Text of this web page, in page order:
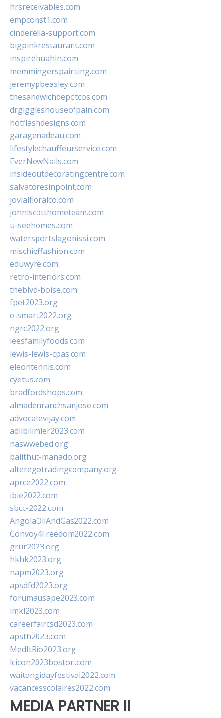
hrsreceivables.com
empconst1.com
cinderella-support.com
bigpinkrestaurant.com
inspirehuahin.com
memmingerspainting.com
jeremypbeasley.com
thesandwichdepotcos.com
drgiggleshouseofpain.com
hotflashdesigns.com
garagenadeau.com
lifestylechauffeurservice.com
EverNewNails.com
insideoutdecoratingcentre.com
salvatoresinpoint.com
jovialfloralco.com
johnlscotthometeam.com
u-seehomes.com
watersportslagonissi.com
mischieffashion.com
eduwyre.com
retro-interiors.com
theblvd-boise.com
fpet2023.org
e-smart2022.org
ngrc2022.org
leesfamilyfoods.com
lewis-lewis-cpas.com
eleontennis.com
cyetus.com
bradfordshops.com
almadenranchsanjose.com
advocatevijay.com
adlibilimler2023.com
naswwebed.org
balithut-manado.org
alteregotradingcompany.org
aprce2022.com
ibie2022.com
sbcc-2022.com
AngolaOilAndGas2022.com
Convoy4Freedom2022.com
grur2023.org
hkhk2023.org
napm2023.org
apsdfd2023.org
forumausape2023.com
imkl2023.com
careerfaircsd2023.com
apsth2023.com
MedItRio2023.org
lcicon2023boston.com
waitangidayfestival2022.com
vacancesscolaires2022.com
MEDIA PARTNER II